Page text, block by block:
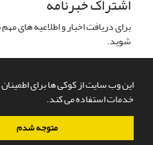
این وب سایت از کوکی ها برای اطمینان
خدمات استفاده می کند.
متوجه شدم
برای دریافت اخبار و اطلاعیه های
شوید.
سامانه مدیریت نشریات علمی.